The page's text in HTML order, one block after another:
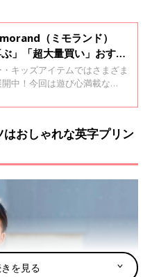
（ミモランド）
ぶ」「超大量買い」おすす
キッズアイテムではさまざま
中！今回は遊び心満載な
て新しいアイテムが欲しいと
はおしゃれな英字プリン
を見る